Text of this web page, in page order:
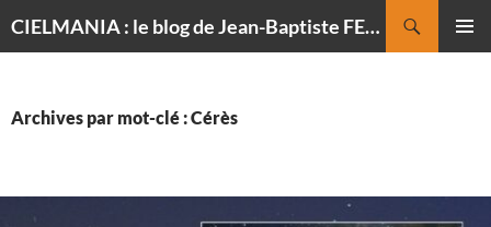
CIELMANIA : le blog de Jean-Baptiste FELDMANN, photographe du ciel
Archives par mot-clé : Cérès